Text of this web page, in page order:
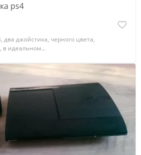
ps4
два джойстика, черного цвета,
в идеальном...